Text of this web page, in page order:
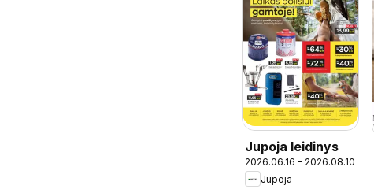
Jupoja leidinys
2026.06.16 - 2026.08.10
Jupoja